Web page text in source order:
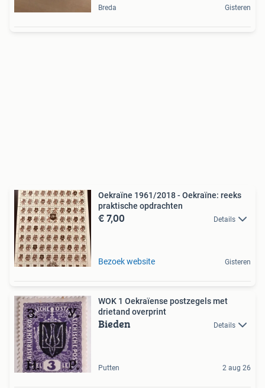
Breda Gisteren
Oekraïne 1961/2018 - Oekraïne: reeks
praktische opdrachten
€ 7,00 Details
Bezoek website Gisteren
WOK 1 Oekraïense postzegels met
drietand overprint
Bieden Details
Putten 2 aug 26